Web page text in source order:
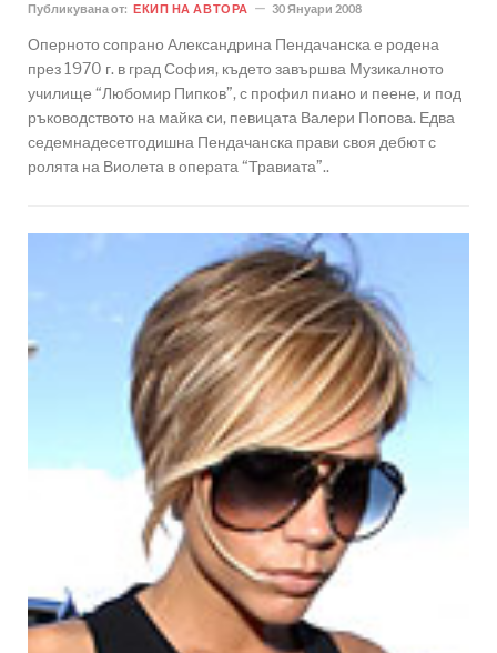
Публикувана от: ЕКИП НА АВТОРА 30 Януари 2008
Оперното сопрано Александрина Пендачанска е родена
през 1970 г. в град София, където завършва Музикалното
училище “Любомир Пипков”, с профил пиано и пеене, и под
ръководството на майка си, певицата Валери Попова. Едва
седемнадесетгодишна Пендачанска прави своя дебют с
ролята на Виолета в операта “Травиата”..